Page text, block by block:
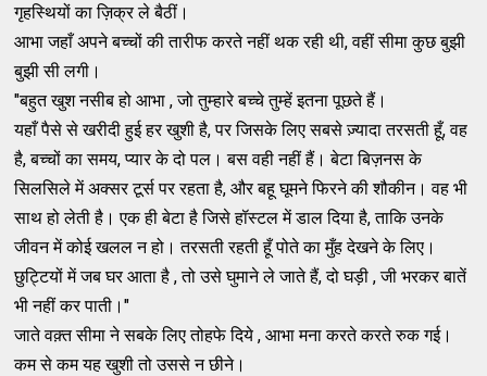
गृहस्थियों का ज़िक्र ले बैठीं।
आभा जहाँ अपने बच्चों की तारीफ करते नहीं थक रही थी, वहीं सीमा कुछ बुझी
बुझी सी लगी।
"बहुत खुश नसीब हो आभा , जो तुम्हारे बच्चे तुम्हें इतना पूछते हैं।
यहाँ पैसे से खरीदी हुई हर खुशी है, पर जिसके लिए सबसे ज़्यादा तरसती हूँ, वह
है, बच्चों का समय, प्यार के दो पल। बस वही नहीं हैं। बेटा बिज़नस के
सिलसिले में अक्सर टूर्स पर रहता है, और बहू घूमने फिरने की शौकीन। वह भी
साथ हो लेती है। एक ही बेटा है जिसे हॉस्टल में डाल दिया है, ताकि उनके
जीवन में कोई खलल न हो। तरसती रहती हूँ पोते का मुँह देखने के लिए।
छुट्टियों में जब घर आता है , तो उसे घुमाने ले जाते हैं, दो घड़ी , जी भरकर बातें
भी नहीं कर पाती।"
जाते वक़्त सीमा ने सबके लिए तोहफे दिये , आभा मना करते करते रुक गई।
कम से कम यह खुशी तो उससे न छीने।